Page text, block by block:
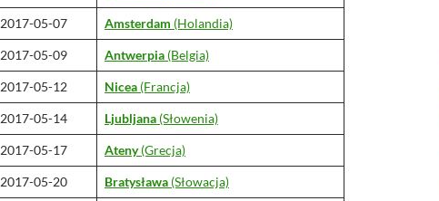
2017-05-07 Amsterdam (Holandia)
2017-05-09 Antwerpia (Belgia)
2017-05-12 Nicea (Francja)
2017-05-14 Ljubljana (Słowenia)
2017-05-17 Ateny(Grecja)
2017-05-20 Bratysława (Słowacja)